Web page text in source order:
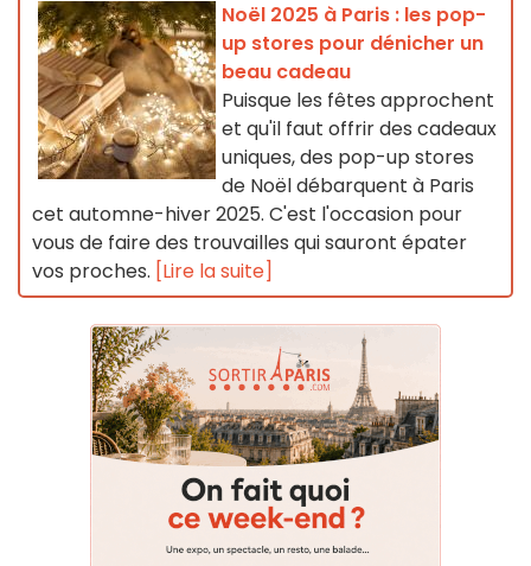
Noël 2025 à Paris : les pop-
up stores pour dénicher un
beau cadeau
Puisque les fêtes approchent
et qu'il faut offrir des cadeaux
uniques, des pop-up stores
de Noël débarquent à Paris
cet automne-hiver 2025. C'est l'occasion pour
vous de faire des trouvailles qui sauront épater
vos proches. [Lire la suite]